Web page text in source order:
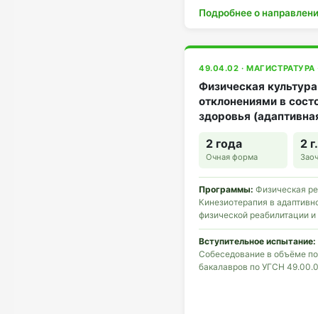
Подробнее о
49.04.02 · МАГИСТРАТУРА
Физическая
отклонениями в
здоровья
2 года
Очная форма
2
Программы: Физическая
Кинезиотерапия в
физической реабилитации и
Вступительное испытание:
Собеседование в объёме
бакалавров по УГСН